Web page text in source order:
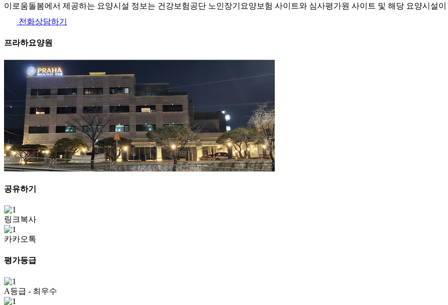
이로움돌봄에서 제공하는 요양시설 정보는 건강보험공단 노인장기요양보험 사이트와 심사평가원 사이트 및 해당 요양시설
전화상담하기
프라하요양원
공유하기
링크복사
카카오톡
평가등급
A등급 - 최우수